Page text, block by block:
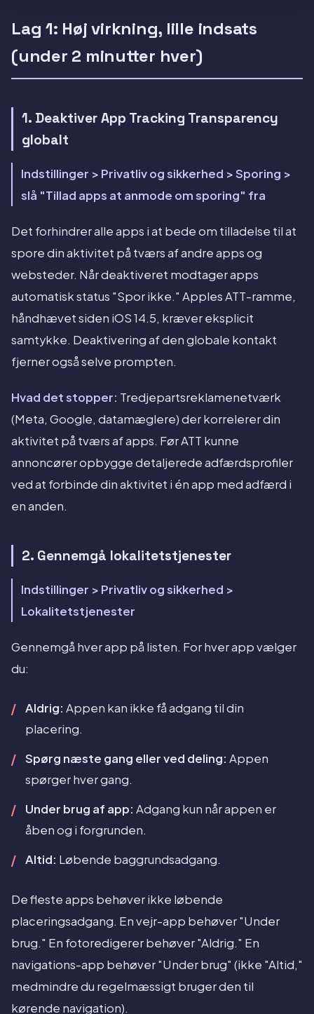
Lag 1: Høj virkning, lille indsats
(under 2 minutter hver)
1. Deaktiver App Tracking Transparency
globalt
Indstillinger > Privatliv og sikkerhed > Sporing >
slå "Tillad apps at anmode om sporing" fra
Det forhindrer alle apps i at bede om tilladelse til at
spore din aktivitet på tværs af andre apps og
websteder. Når deaktiveret modtager apps
automatisk status "Spor ikke." Apples ATT-ramme,
håndhævet siden iOS 14.5, kræver eksplicit
samtykke. Deaktivering af den globale kontakt
fjerner også selve prompten.
Hvad det stopper: Tredjepartsreklamenetværk
(Meta, Google, datamæglere) der korrelerer din
aktivitet på tværs af apps. Før ATT kunne
annoncører opbygge detaljerede adfærdsprofiler
ved at forbinde din aktivitet i én app med adfærd i
en anden.
2. Gennemgå lokalitetstjenester
Indstillinger > Privatliv og sikkerhed >
Lokalitetstjenester
Gennemgå hver app på listen. For hver app vælger
du:
Aldrig: Appen kan ikke få adgang til din
placering.
Spørg næste gang eller ved deling: Appen
spørger hver gang.
Under brug af app: Adgang kun når appen er
åben og i forgrunden.
Altid: Løbende baggrundsadgang.
De fleste apps behøver ikke løbende
placeringsadgang. En vejr-app behøver "Under
brug." En fotoredigerer behøver "Aldrig." En
navigations-app behøver "Under brug" (ikke "Altid,"
medmindre du regelmæssigt bruger den til
kørende navigation).